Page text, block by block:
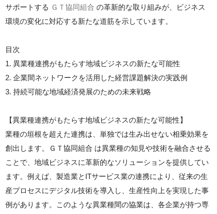
サポートする ＧＴ協同組合 の革新的な取り組みが、ビジネス
環境の変化に対応する新たな道筋を示しています。
目次
1. 異業種連携がもたらす地域ビジネスの新たな可能性
2. 企業間ネットワークを活用した経営課題解決の実践例
3. 持続可能な地域経済発展のための未来戦略
【異業種連携がもたらす地域ビジネスの新たな可能性】
業種の垣根を超えた連携は、単独では生み出せない相乗効果を
創出します。ＧＴ協同組合 は異業種の知見や技術を融合させる
ことで、地域ビジネスに革新的なソリューションを提供してい
ます。例えば、製造業とITサービス業の連携により、従来の生
産プロセスにデジタル技術を導入し、生産性向上を実現した事
例があります。このような異業種間の協業は、各企業が持つ専